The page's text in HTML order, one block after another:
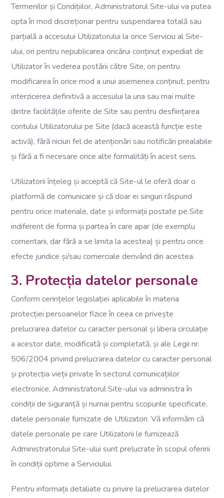
Termenilor și Condițiilor, Administratorul Site-ului va putea
opta în mod discreționar pentru suspendarea totală sau
parțială a accesului Utilizatorului la orice Serviciu al Site-
ului, ori pentru nepublicarea oricărui conținut expediat de
Utilizator în vederea postării către Site, ori pentru
modificarea în orice mod a unui asemenea conținut, pentru
interzicerea definitivă a accesului la una sau mai multe
dintre facilitățile oferite de Site sau pentru desființarea
contului Utilizatorului pe Site (dacă această funcție este
activă), fără niciun fel de atenționări sau notificări prealabile
și fără a fi necesare orice alte formalități în acest sens.
Utilizatorii înțeleg și acceptă că Site-ul le oferă doar o
platformă de comunicare și că doar ei singuri răspund
pentru orice materiale, date și informații postate pe Site
indiferent de forma și partea în care apar (de exemplu
comentarii, dar fără a se limita la acestea) și pentru orice
efecte juridice și/sau comerciale derivând din acestea.
3. Protecția datelor personale
Conform cerințelor legislației aplicabile în materia
protecției persoanelor fizice în ceea ce privește
prelucrarea datelor cu caracter personal și libera circulație
a acestor date, modificată și completată, și ale Legii nr.
506/2004 privind prelucrarea datelor cu caracter personal
și protecția vieții private în sectorul comunicațiilor
electronice, Administratorul Site-ului va administra în
condiții de siguranță și numai pentru scopurile specificate,
datele personale furnizate de Utilizatori. Vă informăm că
datele personale pe care Utilizatorii le furnizează
Administratorului Site-ului sunt prelucrate în scopul oferirii
în condiții optime a Serviciului.
Pentru informații detaliate cu privire la prelucrarea datelor